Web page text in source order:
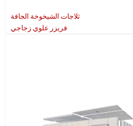
ثلاجات الشيخوخة الجافة
فريزر علوي زجاجي